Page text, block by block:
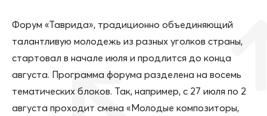
Форум «Таврида», традиционно объединяющий
талантливую молодежь из разных уголков страны,
стартовал в начале июля и продлится до конца
августа. Программа форума разделена на восемь
тематических блоков. Так, например, с 27 июля по 2
августа проходит смена «Молодые композиторы,